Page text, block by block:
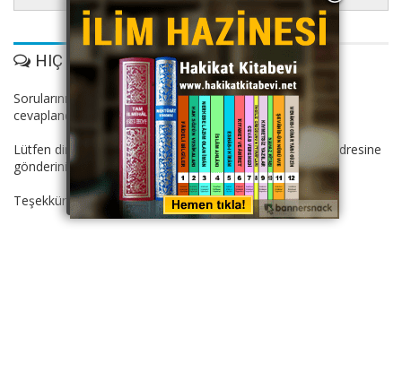
HIÇ YORUM YOK
Sorularınız Dinimiz İslam.com hocaları tarafından
cevaplandırılacaktır.
Lütfen dini suallerinizi: dinimizislam11@gmail.com mail adresine
gönderiniz.
Teşekkürler.